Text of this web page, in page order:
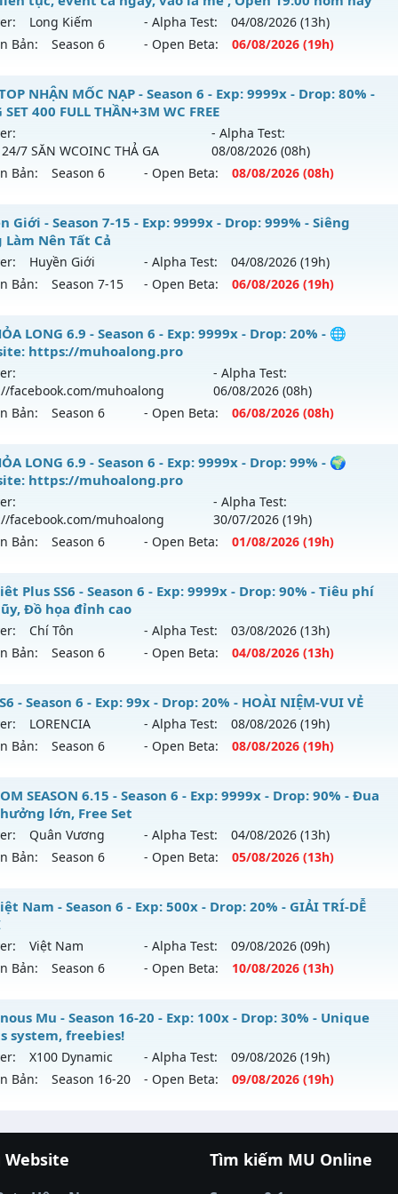
Long Kiếm - Alpha Test: 04/08/2026 (13h)
Bản:
Season 6 - Open Beta: 06/08/2026 (19h)
CHAY HÚP MỐC NẠP - Boss liên tục, event cả ngày, vào là
mới ra tháng 08 2026 - Mở máy chủLong Kiếm
vào 19h
500x - Drop: 25%
loại: Mu Nguyên bản Webzen
VIP SHIELD
NHẬN MỐC NẠP - Season 6 - Exp: 9999x - Drop: 80% -
SET 400 FULL THẦN+3M WC FREE
24/7 SĂN WCOINC THẢ GA
- Alpha Test:
08/08/2026 (08h)
Bản:
Season 6 - Open Beta: 08/08/2026 (08h)
NHẬN MỐC NẠP - TẶNG SET 400 FULL THẦN+3M WC
ra tháng 08 2026 - Mở máy chủBOSS 24/7 SĂN WCOINC
08/08/2626
Reset In Game
Mu Nguyên bản Webzen
KHÔNG THỂ HACK
Giới - Season 7-15 - Exp: 9999x - Drop: 999% - Siêng
Làm Nên Tất Cả
Huyền Giới - Alpha Test: 04/08/2026 (19h)
Bản:
Season 7-15 - Open Beta: 06/08/2026 (19h)
Giới - Siêng Năng Làm Nên Tất Cả
mới ra tháng 08 2026 - Mở máy chủ
Huyền Giới
9999x - Drop: 999%
loại: Mu Custom thêm đồ mới
Anti
LONG 6.9 - Season 6 - Exp: 9999x - Drop: 20% - 🌐
https://muhoalong.pro
facebook.com/muhoalong
- Alpha Test:
06/08/2026 (08h)
Bản:
Season 6 - Open Beta: 06/08/2026 (08h)
LONG 6.9 - 🌐 Website: https://muhoalong.pro
ra tháng 08 2026 - Mở máy chủhttps://facebook.com/
08/2626
- Drop: 20%
Mu Nguyên bản Webzen
XShield
LONG 6.9 - Season 6 - Exp: 9999x - Drop: 99% - 🌍
https://muhoalong.pro
facebook.com/muhoalong
- Alpha Test:
30/07/2026 (19h)
Bản:
Season 6 - Open Beta: 01/08/2026 (19h)
LONG 6.9 - 🌍 Website: https://muhoalong.pro
ra tháng 08 2026 - Mở máy chủ https://facebook.com/
01/08/2626
Non Reset
Mu Nguyên bản Webzen
Plus SS6 - Season 6 - Exp: 9999x - Drop: 90% - Tiêu phí
Đồ họa đỉnh cao
Chí Tôn - Alpha Test: 03/08/2026 (13h)
Bản:
Season 6 - Open Beta: 04/08/2026 (13h)
Viêt Plus SS6 - Tiêu phí tích lũy, Đồ họa đỉnh cao
mới ra tháng 08 2026 - Mở máy chủChí Tônvào 13h
reset: Reset In Game
loại: Mu Bán Đồ Full Trong Shop
Phoenix 2026
- Season 6 - Exp: 99x - Drop: 20% - HOÀI NIỆM-VUI VẺ
LORENCIA - Alpha Test: 08/08/2026 (19h)
Bản:
Season 6 - Open Beta: 08/08/2026 (19h)
SS6 - HOÀI NIỆM-VUI VẺ
mới ra tháng 08 2026 - Mở máy chủLORENCIA vào 19h
99x - Drop: 20%
loại: Mu Nguyên bản Webzen
OK
SEASON 6.15 - Season 6 - Exp: 9999x - Drop: 90% - Đua
lớn, Free Set
Quân Vương - Alpha Test: 04/08/2026 (13h)
Bản:
Season 6 - Open Beta: 05/08/2026 (13h)
SEASON 6.15 - Đua Top thưởng lớn, Free Set
mới ra tháng 08 2026 - Mở máy chủQuân Vương
vào
9999x - Drop: 90%
loại: Mu Bán Đồ Full Trong Shop
Phoenix Season 6.15
Nam - Season 6 - Exp: 500x - Drop: 20% - GIẢI TRÍ-DỄ
Việt Nam - Alpha Test: 09/08/2026 (09h)
Bản:
Season 6 - Open Beta: 10/08/2026 (13h)
Việt Nam - GIẢI TRÍ-DỄ CHƠI
mới ra tháng 08 2026 - Mở máy chủViệt Namvào 13h
500x - Drop: 20%
Mu - Season 16-20 - Exp: 100x - Drop: 30% - Unique
system, freebies!
X100 Dynamic - Alpha Test: 09/08/2026 (19h)
Bản:
Season 16-20 - Open Beta: 09/08/2026 (19h)
Mu - Unique resets system, freebies!
mới ra tháng 08 2026 - Mở máy chủX100 Dynamicvào
đổi thưởng |789club |789club
Website Tìm kiếm MU Online